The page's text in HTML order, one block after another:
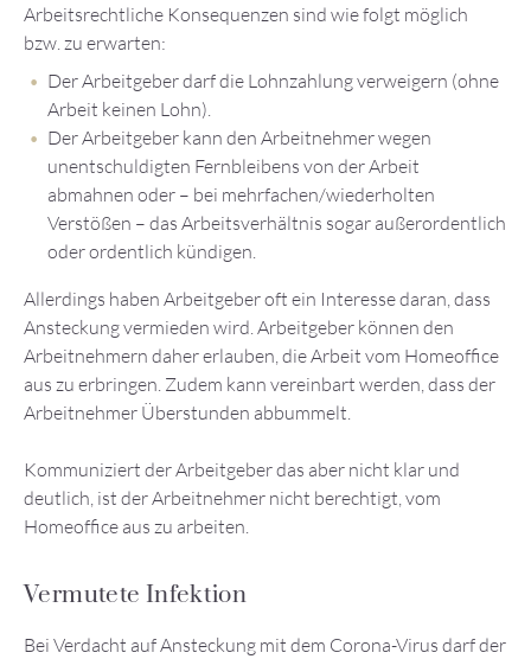
Arbeitsrechtliche Konsequenzen sind wie folgt möglich
bzw. zu erwarten:
Der Arbeitgeber darf die Lohnzahlung verweigern (ohne
Arbeit keinen Lohn).
Der Arbeitgeber kann den Arbeitnehmer wegen
unentschuldigten Fernbleibens von der Arbeit
abmahnen oder – bei mehrfachen/wiederholten
Verstößen – das Arbeitsverhältnis sogar außerordentlich
oder ordentlich kündigen.
Allerdings haben Arbeitgeber oft ein Interesse daran, dass
Ansteckung vermieden wird. Arbeitgeber können den
Arbeitnehmern daher erlauben, die Arbeit vom Homeoffice
aus zu erbringen. Zudem kann vereinbart werden, dass der
Arbeitnehmer Überstunden abbummelt.
Kommuniziert der Arbeitgeber das aber nicht klar und
deutlich, ist der Arbeitnehmer nicht berechtigt, vom
Homeoffice aus zu arbeiten.
Vermutete Infektion
Bei Verdacht auf Ansteckung mit dem Corona-Virus darf der